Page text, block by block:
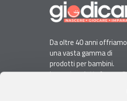
Da oltre 40 anni offriamo
una vasta gamma di
prodotti per bambini.
La nostra piattaforma di